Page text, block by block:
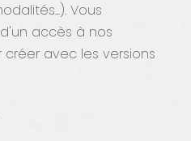
Vous
accès à nos
avec les versions